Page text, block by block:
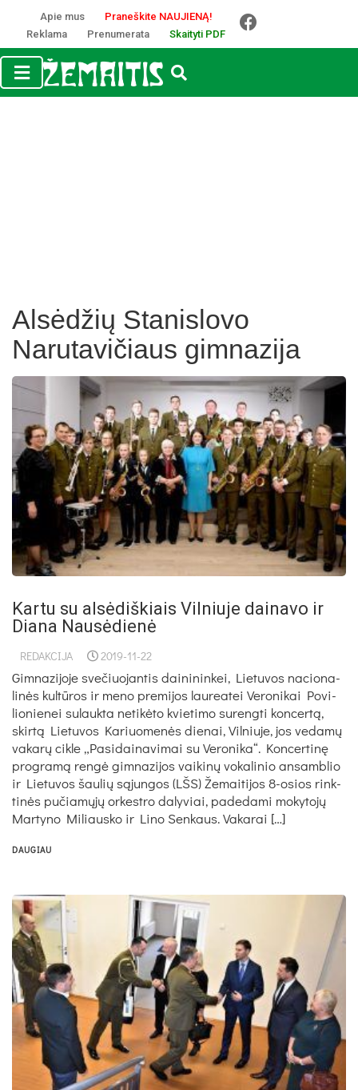
Apie mus
Praneškite NAUJIENĄ!
Reklama
Prenumerata Skaityti PDF
Alsėdžių Stanislovo
Narutavičiaus gimnazija
Kartu su alsėdiškiais Vilniuje dainavo ir
Diana Nausėdienė
REDAKCIJA 2019-11-22
Gim­na­zi­jo­je sve­čiuo­jan­tis dai­ni­nin­kei, Lie­tu­vos na­cio­na­
li­nės kul­tū­ros ir me­no pre­mi­jos lau­rea­tei Ve­ro­ni­kai Po­vi­
lio­nie­nei su­lauk­ta ne­ti­kė­to kvie­ti­mo su­reng­ti kon­cer­tą,
skir­tą Lie­tu­vos Ka­riuo­me­nės die­nai, Vil­niu­je, jos ve­da­mų
va­ka­rų cik­le „Pa­si­dai­na­vi­mai su Ve­ro­ni­ka“. Kon­cer­ti­nę
pro­gra­mą ren­gė gim­na­zi­jos vai­ki­nų vo­ka­li­nio an­samb­lio
ir Lie­tu­vos šau­lių są­jun­gos (LŠS) Že­mai­ti­jos 8-osios rink­
ti­nės pu­čia­mų­jų or­kest­ro da­ly­viai, pa­de­da­mi mo­ky­to­jų
Mar­ty­no Mi­liaus­ko ir Li­no Sen­kaus. Va­ka­rai […]
DAUGIAU